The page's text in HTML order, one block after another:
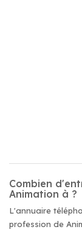
Combien
Animation à ?
L'annuaire
profession de